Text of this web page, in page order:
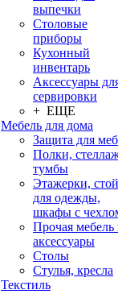
выпечки
Столовые
приборы
Кухонный
инвентарь
Аксессуары
сервировки
+ ЕЩЕ
Мебель для дома
Защита для
Полки,
тумбы
Этажерки,
для одежды,
шкафы с
Прочая мебель
аксессуары
Столы
Стулья, кресла
Текстиль